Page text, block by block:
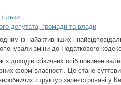
депутата, громади та влади
із найактивніших і
зміни до Податкового
доходів фізичних осіб повинен
форм власності. Це стане
структур зареєстровані у